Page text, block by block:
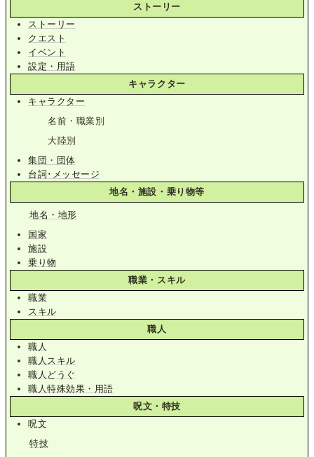
ストーリー
ストーリー
クエスト
イベント
設定・用語
キャラクター
キャラクター
名前・職業別
大陸別
集団・団体
台詞･メッセージ
地名・施設・乗り物等
地名・地形
国家
施設
乗り物
職業・スキル
職業
スキル
職人
職人
職人スキル
職人どうぐ
職人特殊効果・用語
呪文・特技
呪文
特技